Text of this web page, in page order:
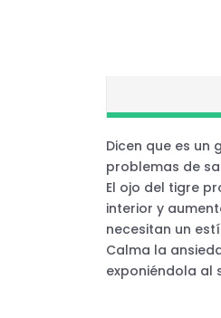
Dicen que es
problemas de
El ojo del tigre
interior y
necesitan un
Calma la
exponiéndola al